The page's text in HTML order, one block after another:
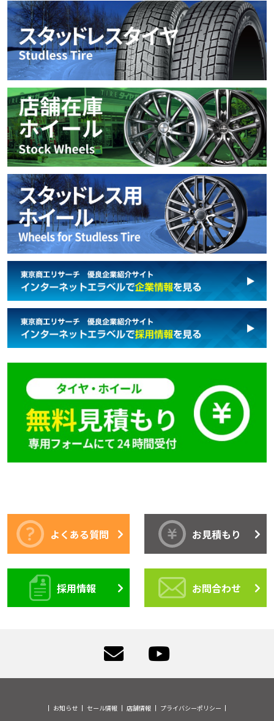
よくある質問 お見積もり
採用情報 お問合わせ
お知らせ セール情報 店舗情報 プライバシーポリシー